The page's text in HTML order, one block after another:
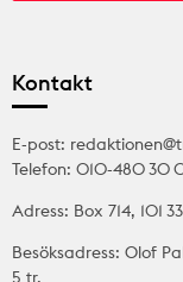
Kontakt
E-post:
Telefon: 010-480 30
Adress: Box 714, 101
Besöksadress: Olof
5 tr.